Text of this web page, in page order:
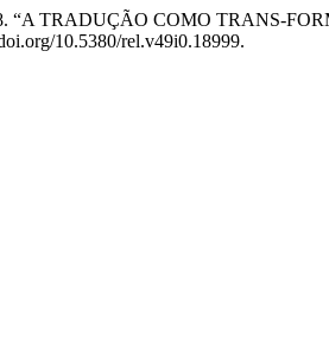
“A TRADUÇÃO COMO TRANS-
10.5380/rel.v49i0.18999.